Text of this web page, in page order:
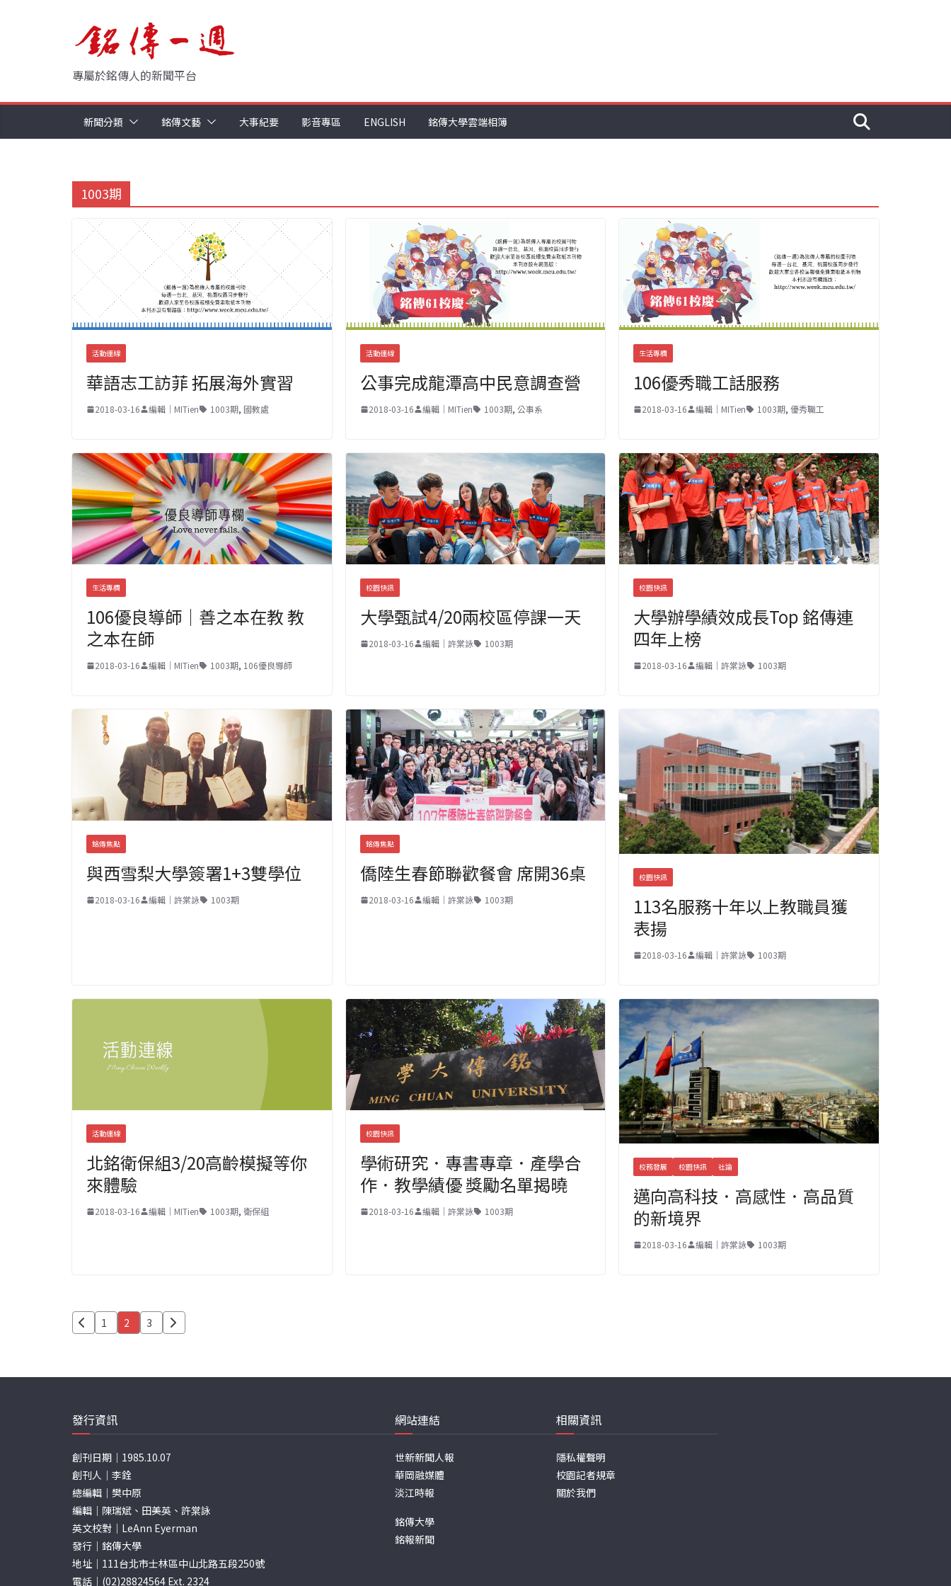
專屬於銘傳人的新聞平台
新聞分類 銘傳文藝 大事紀要 影音專區 ENGLISH 銘傳大學雲端相簿
1003期
活動連線
華語志工訪菲 拓展海外實習
2018-03-16 編輯｜MITien 1003期, 國教處
活動連線
公事完成龍潭高中民意調查營
2018-03-16 編輯｜MITien 1003期, 公事系
生活專欄
106優秀職工話服務
2018-03-16 編輯｜MITien 1003期,優秀職工
生活專欄
106優良導師｜善之本在教 教
之本在師
2018-03-16 編輯｜MITien 1003期, 106優良導師
校園快訊
大學甄試4/20兩校區停課一天
2018-03-16 編輯｜許棠詠 1003期
校園快訊
大學辦學績效成長Top 銘傳連
四年上榜
2018-03-16 編輯｜許棠詠 1003期
銘傳焦點
與西雪梨大學簽署1+3雙學位
2018-03-16 編輯｜許棠詠 1003期
銘傳焦點
僑陸生春節聯歡餐會 席開36桌
2018-03-16 編輯｜許棠詠 1003期
校園快訊
113名服務十年以上教職員獲
表揚
2018-03-16 編輯｜許棠詠 1003期
活動連線
北銘衛保組3/20高齡模擬等你
來體驗
2018-03-16 編輯｜MITien 1003期, 衛保組
校園快訊
學術研究．專書專章．產學合
作．教學績優 獎勵名單揭曉
2018-03-16 編輯｜許棠詠 1003期
校務發展 校園快訊 社論
邁向高科技．高感性．高品質
的新境界
2018-03-16 編輯｜許棠詠 1003期
文
分
頁
1 2 3
發行資訊
創刊日期｜1985.10.07
創刊人｜李銓
總編輯｜樊中原
編輯｜陳瑞斌、田美英、許棠詠
英文校對｜LeAnn Eyerman
發行｜銘傳大學
地址｜111台北市士林區中山北路五段250號
電話｜(02)28824564 Ext. 2324
網站連結
世新新聞人報
華岡融媒體
淡江時報
銘傳大學
銘報新聞
相關資訊
隱私權聲明
校園記者規章
關於我們